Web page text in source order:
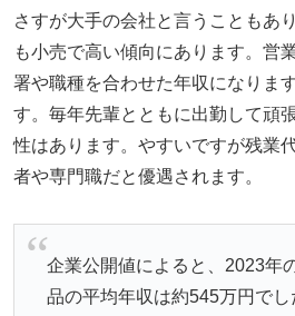
さすが大手の会社と言うこともあ
も小売で高い傾向にあります。営
署や職種を合わせた年収になりま
す。毎年先輩とともに出勤して頑
性はあります。やすいですが残業
者や専門職だと優遇されます。
企業公開値によると、2023年
品の平均年収は約545万円で